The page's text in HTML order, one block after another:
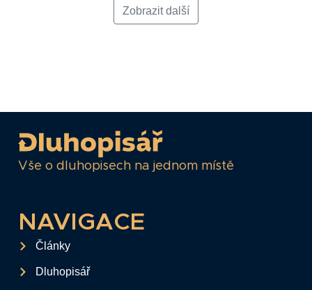
Zobrazit další
Vše o dluhopisech na jednom místě
NAVIGACE
Články
Dluhopisář